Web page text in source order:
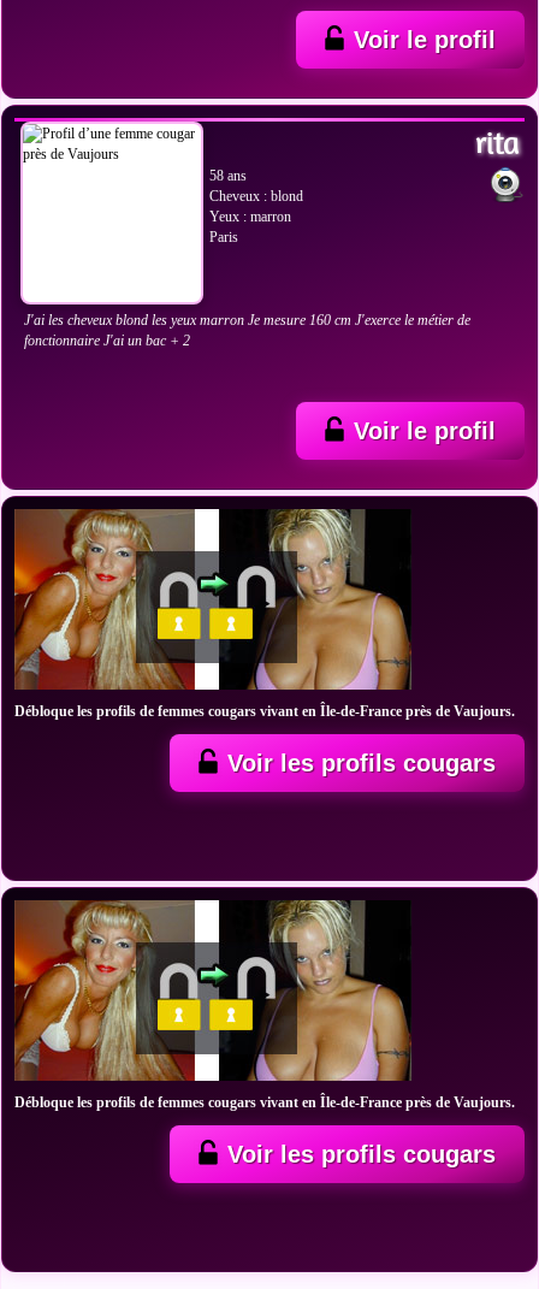
Voir le profil
rita
58 ans
Cheveux : blond
Yeux : marron
Paris
J'ai les cheveux blond les yeux marron Je mesure 160 cm J'exerce le métier de
fonctionnaire J'ai un bac + 2
Voir le profil
Débloque les profils de femmes cougars vivant en Île-de-France près de Vaujours.
Voir les profils cougars
Débloque les profils de femmes cougars vivant en Île-de-France près de Vaujours.
Voir les profils cougars